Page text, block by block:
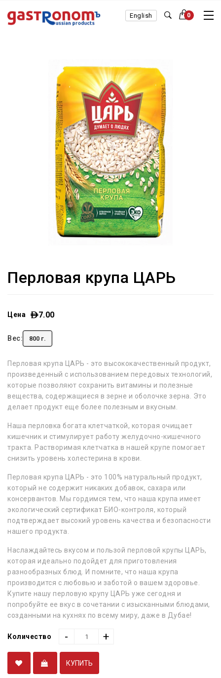
English 0
Перловая крупа ЦАРЬ
Цена 7.00
Вес: 800 г.
Перловая крупа ЦАРЬ - это высококачественный продукт,
произведенный с использованием передовых технологий,
которые позволяют сохранить витамины и полезные
вещества, содержащиеся в зерне и оболочке зерна. Это
делает продукт еще более полезным и вкусным.
Наша перловка богата клетчаткой, которая очищает
кишечник и стимулирует работу желудочно-кишечного
тракта. Растворимая клетчатка в нашей крупе помогает
снизить уровень холестерина в крови.
Перловая крупа ЦАРЬ - это 100% натуральный продукт,
который не содержит никаких добавок, сахара или
консервантов. Мы гордимся тем, что наша крупа имеет
экологический сертификат БИО-контроля, который
подтверждает высокий уровень качества и безопасности
нашего продукта.
Наслаждайтесь вкусом и пользой перловой крупы ЦАРЬ,
которая идеально подойдет для приготовления
разнообразных блюд. И помните, что наша крупа
производится с любовью и заботой о вашем здоровье.
Купите нашу перловую крупу ЦАРЬ уже сегодня и
попробуйте ее вкус в сочетании с изысканными блюдами,
созданными на кухнях по всему миру, даже в Дубае!
Количество - +
КУПИТЬ